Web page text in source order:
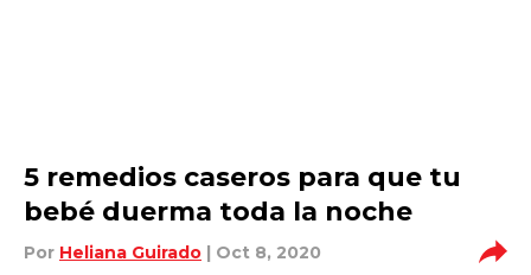
5 remedios caseros para que tu
bebé duerma toda la noche
Por Heliana Guirado | Oct 8, 2020